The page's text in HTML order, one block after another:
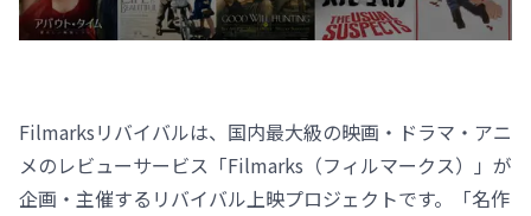
Filmarksリバイバルは、国内最大級の映画・ドラマ・アニ
メのレビューサービス「Filmarks（フィルマークス）」が
企画・主催するリバイバル上映プロジェクトです。「名作